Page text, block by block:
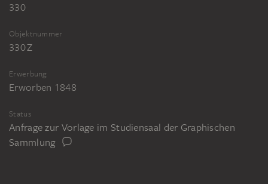
330
Objektnummer
330 Z
Erwerbung
Erworben 1848
Status
Anfrage zur Vorlage im Studiensaal der Graphischen
Sammlung